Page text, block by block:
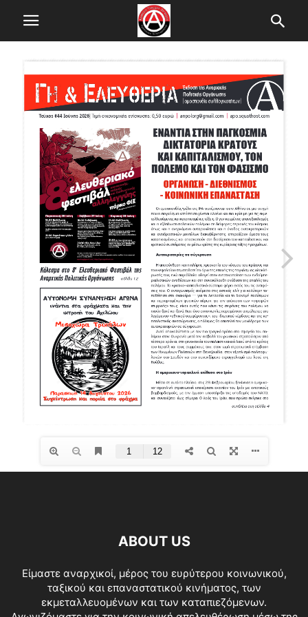
ABOUT US
Είμαστε αναρχικοί, μέρος του ευρύτερου κοινωνικού,
ταξικού και επαναστατικού κινήματος, των
εκμεταλλευομένων και των καταπιεζόμενων.